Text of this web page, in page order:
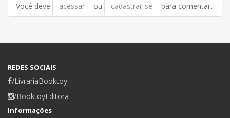
Você deve acessar ou cadastrar-se para comentar.
REDES SOCIAIS
/LivrariaBooktoy
/BooktoyEditora
Informações